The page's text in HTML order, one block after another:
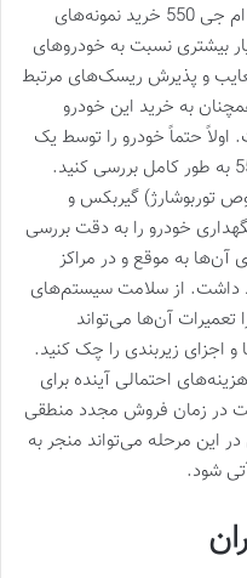
با توجه به چالش‌های ذکر شده در مورد ام جی 550 خرید نمونه‌های
بیشتری نسبت به خودروهای
و پذیرش ریسک‌های مرتبط
به خرید این خودرو
اولاً حتماً خودرو را توسط یک
کارشناس متخصص و آشنا به ام جی 550 به طور کامل بررسی کنید.
توربوشارژ) گیربکس و
خودرو را به دقت بررسی
به موقع و در مراکز
داشت. از سلامت سیستم‌های
آن‌ها می‌تواند
اجزای زیربندی را چک کنید.
احتمالی آینده برای
در زمان فروش مجدد منطقی
این مرحله می‌تواند منجر به
شود.